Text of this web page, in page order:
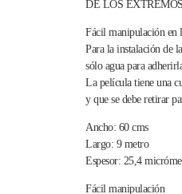
DE LOS EXTREMOS
Fácil manipulación en
Para la instalación de
sólo agua para
La película tiene una
y que se debe retirar
Ancho: 60 cms
Largo: 9 metro
Espesor: 25,4
Fácil manipulación